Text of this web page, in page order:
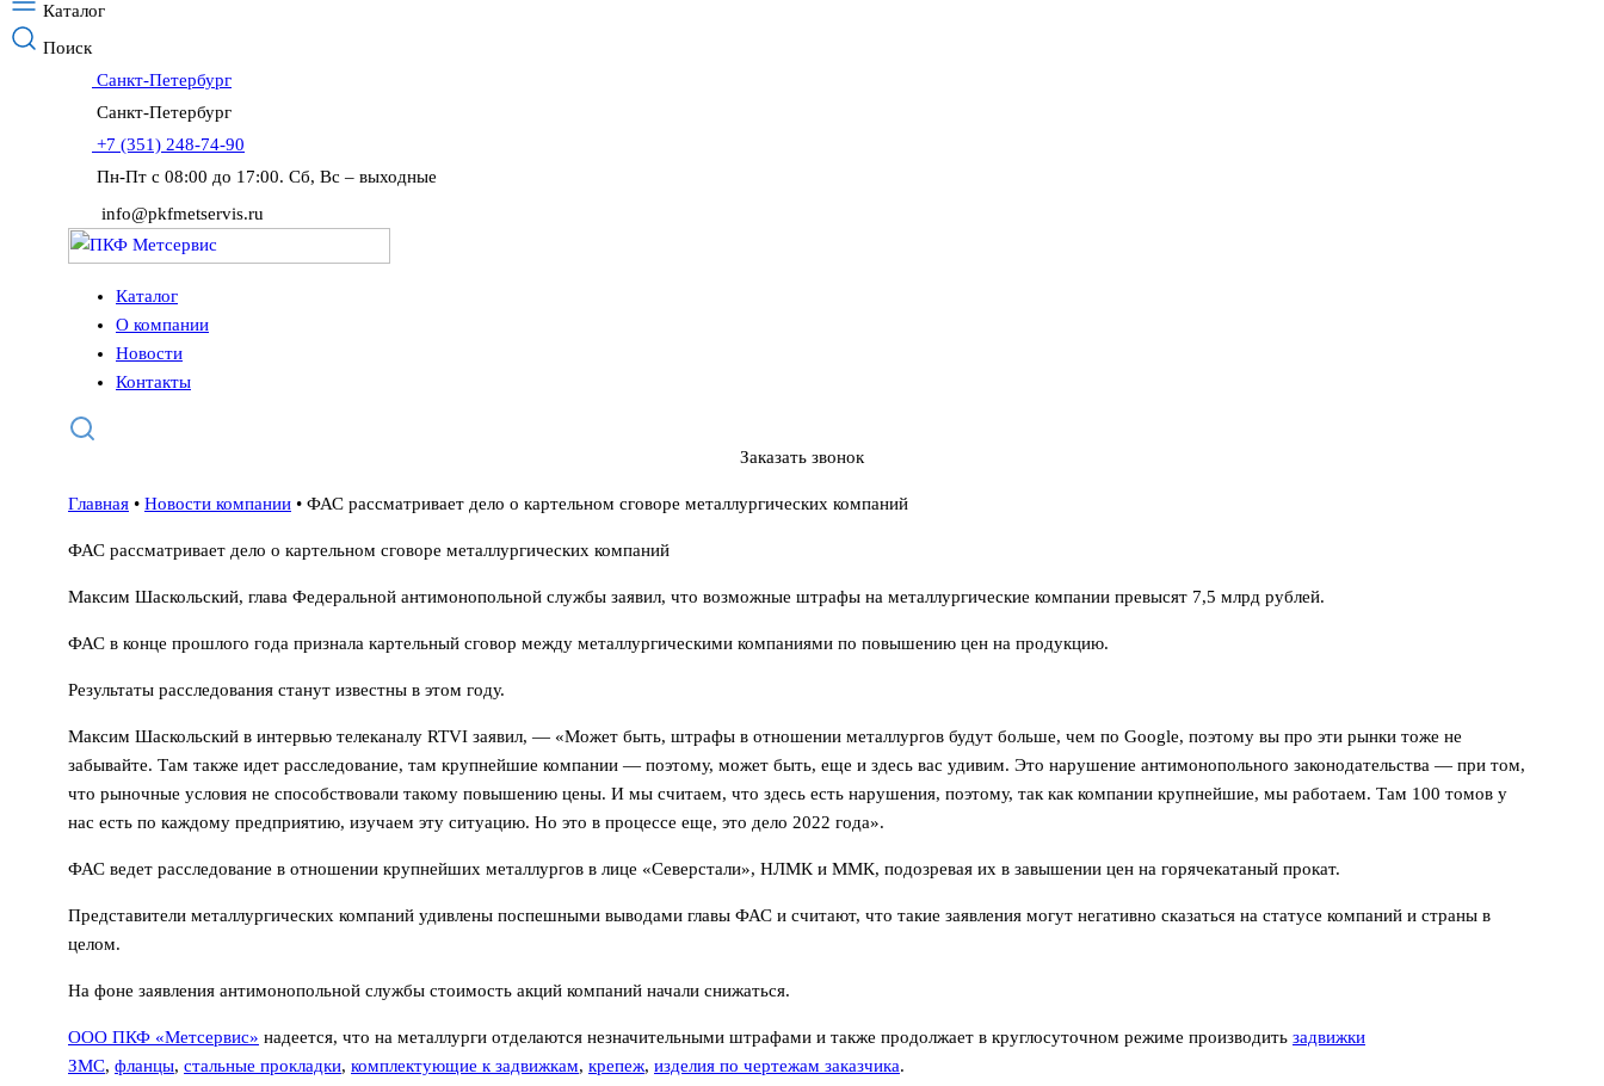
Каталог
Поиск
Санкт-Петербург
Санкт-Петербург
+7 (351) 248-74-90
Пн-Пт с 08:00 до 17:00. Сб, Вс – выходные
info@pkfmetservis.ru
Каталог
О компании
Новости
Контакты
Заказать звонок
Главная • Новости компании • ФАС рассматривает дело о картельном сговоре металлургических компаний
ФАС рассматривает дело о картельном сговоре металлургических компаний
Максим Шаскольский, глава Федеральной антимонопольной службы заявил, что возможные штрафы на металлургические компании превысят 7,5 млрд рублей.
ФАС в конце прошлого года признала картельный сговор между металлургическими компаниями по повышению цен на продукцию.
Результаты расследования станут известны в этом году.
Максим Шаскольский в интервью телеканалу RTVI заявил, — «Может быть, штрафы в отношении металлургов будут больше, чем по Google, поэтому вы про эти рынки тоже не
забывайте. Там также идет расследование, там крупнейшие компании — поэтому, может быть, еще и здесь вас удивим. Это нарушение антимонопольного законодательства — при том,
что рыночные условия не способствовали такому повышению цены. И мы считаем, что здесь есть нарушения, поэтому, так как компании крупнейшие, мы работаем. Там 100 томов у
нас есть по каждому предприятию, изучаем эту ситуацию. Но это в процессе еще, это дело 2022 года».
ФАС ведет расследование в отношении крупнейших металлургов в лице «Северстали», НЛМК и ММК, подозревая их в завышении цен на горячекатаный прокат.
Представители металлургических компаний удивлены поспешными выводами главы ФАС и считают, что такие заявления могут негативно сказаться на статусе компаний и страны в
целом.
На фоне заявления антимонопольной службы стоимость акций компаний начали снижаться.
ООО ПКФ «Метсервис» надеется, что на металлурги отделаются незначительными штрафами и также продолжает в круглосуточном режиме производить задвижки
ЗМС, фланцы, стальные прокладки, комплектующие к задвижкам, крепеж, изделия по чертежам заказчика.